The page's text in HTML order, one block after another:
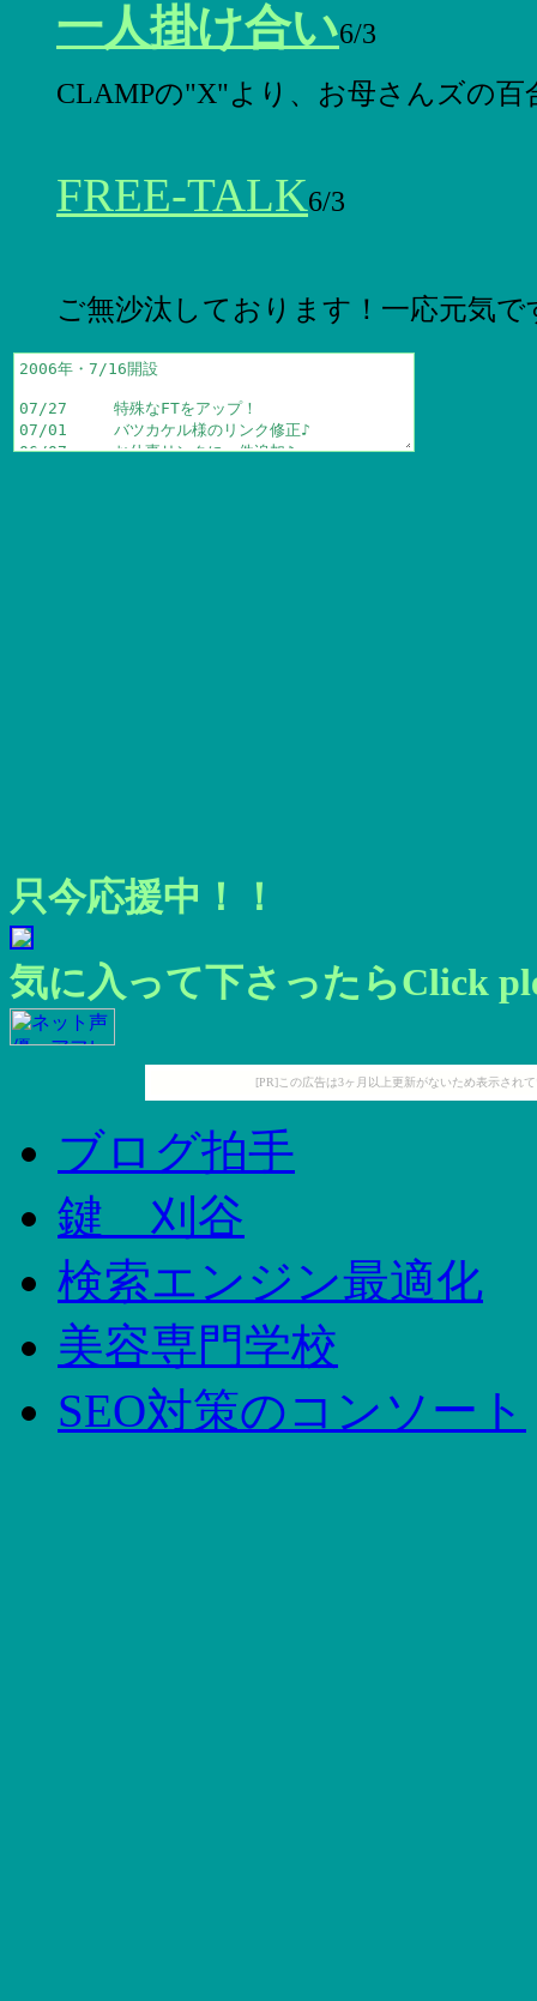
一人掛け合い6/3
CLAMPの"X"より、お母さんズの百
FREE-TALK6/3
ご無沙汰しております！一応元気で
只今応援中！！
気に入って下さったらClick
[PR]この広告は3ヶ月以上更新がないため表示され
ブログ拍手
鍵 刈谷
検索エンジン最適化
美容専門学校
SEO対策のコンソート